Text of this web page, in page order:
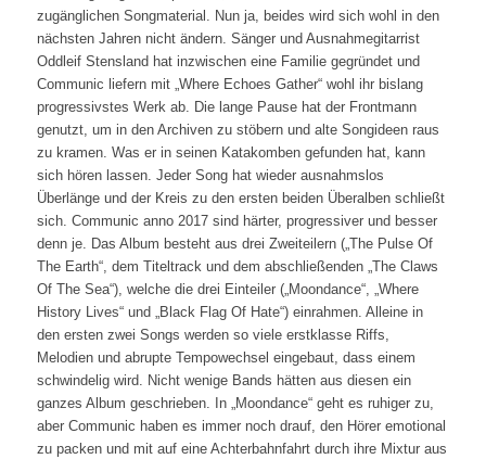
zugänglichen Songmaterial. Nun ja, beides wird sich wohl in den
nächsten Jahren nicht ändern. Sänger und Ausnahmegitarrist
Oddleif Stensland hat inzwischen eine Familie gegründet und
Communic liefern mit „Where Echoes Gather“ wohl ihr bislang
progressivstes Werk ab. Die lange Pause hat der Frontmann
genutzt, um in den Archiven zu stöbern und alte Songideen raus
zu kramen. Was er in seinen Katakomben gefunden hat, kann
sich hören lassen. Jeder Song hat wieder ausnahmslos
Überlänge und der Kreis zu den ersten beiden Überalben schließt
sich. Communic anno 2017 sind härter, progressiver und besser
denn je. Das Album besteht aus drei Zweiteilern („The Pulse Of
The Earth“, dem Titeltrack und dem abschließenden „The Claws
Of The Sea“), welche die drei Einteiler („Moondance“, „Where
History Lives“ und „Black Flag Of Hate“) einrahmen. Alleine in
den ersten zwei Songs werden so viele erstklasse Riffs,
Melodien und abrupte Tempowechsel eingebaut, dass einem
schwindelig wird. Nicht wenige Bands hätten aus diesen ein
ganzes Album geschrieben. In „Moondance“ geht es ruhiger zu,
aber Communic haben es immer noch drauf, den Hörer emotional
zu packen und mit auf eine Achterbahnfahrt durch ihre Mixtur aus